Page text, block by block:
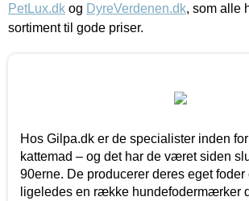
PetLux.dk og DyreVerdenen.dk, som alle
sortiment til gode priser.
Hos Gilpa.dk er de specialister inden
kattemad – og det har de været siden
90erne. De producerer deres eget foder
ligeledes en række hundefodermærker